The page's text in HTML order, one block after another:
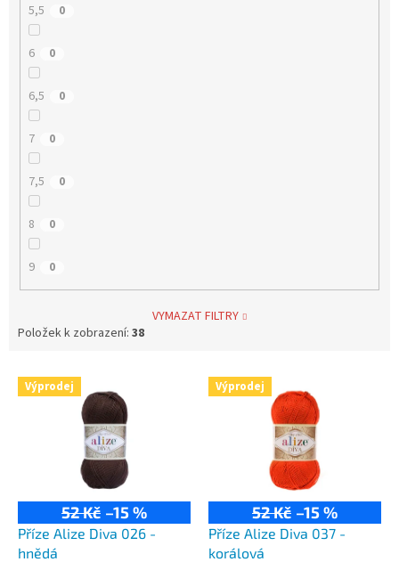
5,5 0
6 0
6,5 0
7 0
7,5 0
8 0
9 0
VYMAZAT FILTRY
Položek k zobrazení: 38
V Výprodej
52 Kč –15 %
Příze Alize Diva 026 -
hnědá
Výprodej
52 Kč –15 %
Příze Alize Diva 037 -
korálová